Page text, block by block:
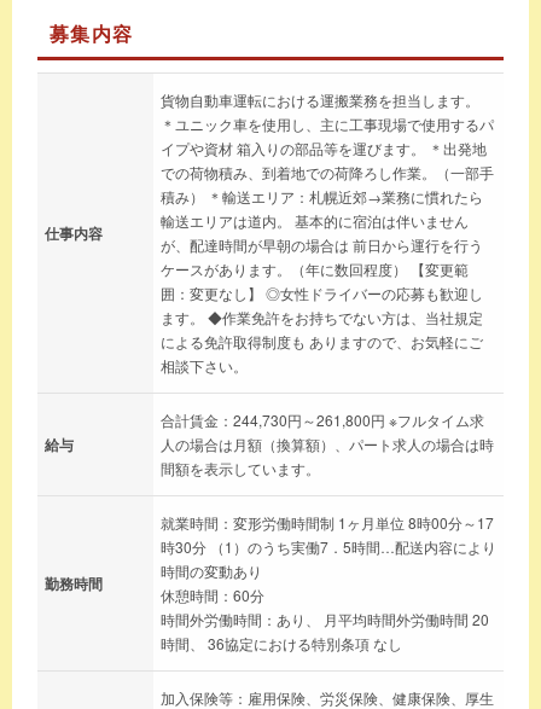
募集内容
仕事内容
貨物自動車運転における運搬業務を担当します。
＊ユニック車を使用し、主に工事現場で使用するパ
イプや資材 箱入りの部品等を運びます。 ＊出発地
での荷物積み、到着地での荷降ろし作業。（一部手
積み） ＊輸送エリア：札幌近郊→業務に慣れたら
輸送エリアは道内。 基本的に宿泊は伴いません
が、配達時間が早朝の場合は 前日から運行を行う
ケースがあります。（年に数回程度） 【変更範
囲：変更なし】 ◎女性ドライバーの応募も歓迎し
ます。 ◆作業免許をお持ちでない方は、当社規定
による免許取得制度も ありますので、お気軽にご
相談下さい。
給与
合計賃金：244,730円～261,800円 ※フルタイム求
人の場合は月額（換算額）、パート求人の場合は時
間額を表示しています。
勤務時間
就業時間：変形労働時間制 1ヶ月単位 8時00分～17
時30分 （1）のうち実働7．5時間…配送内容により
時間の変動あり
休憩時間：60分
時間外労働時間：あり、 月平均時間外労働時間 20
時間、 36協定における特別条項 なし
加入保険等：雇用保険、労災保険、健康保険、厚生